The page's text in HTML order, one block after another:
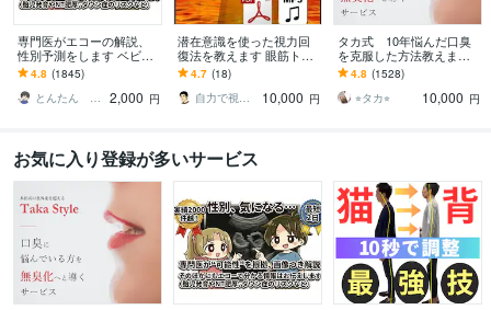
専門医がエコーの解説、
性別予測をします ベビー
ナブ対応！11週以降のエ
コーであれば判定しま
す。
4.8 (1845)
とんたん 周産期専門医 超音波専門医
2,000 円
潜在意識を使った視力回
復法を教えます 眼筋トレ
ーニングだけではダメ！
脳のブレーキを外すメソ
ッド
4.7 (18)
自力で視力回復した人
10,000 円
タカ式 10年悩んだ口臭
を克服した方法教えます
本田式口臭外来でもダメ
だった口臭を克服した方
法
4.8 (1528)
⭐︎タカ⭐︎
10,000 円
お気に入り登録が多いサービス